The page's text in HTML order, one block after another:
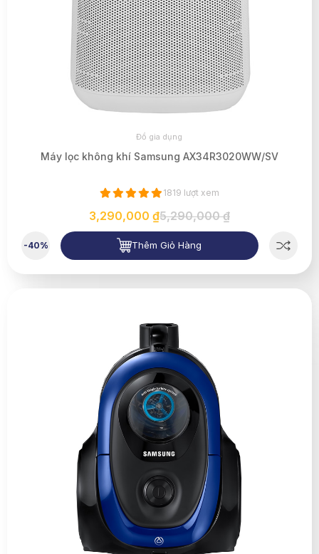
Đồ gia dụng
Máy lọc không khí Samsung AX34R3020WW/SV
1819 lượt xem
3,290,000 ₫5,290,000 ₫
-40% Thêm Giỏ Hàng